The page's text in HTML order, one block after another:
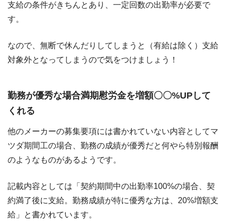
支給の条件がきちんとあり、一定回数の出勤率が必要で
す。
なので、無断で休んだりしてしまうと（有給は除く）支給
対象外となってしまうので気をつけましょう！
勤務が優秀な場合満期慰労金を増額〇〇%UPして
くれる
他のメーカーの募集要項には書かれていない内容としてマ
ツダ期間工の場合、勤務の成績が優秀だと何やら特別報酬
のようなものがあるようです。
記載内容としては「契約期間中の出勤率100%の場合、契
約満了後に支給。勤務成績が特に優秀な方は、20%増額支
給」と書かれています。